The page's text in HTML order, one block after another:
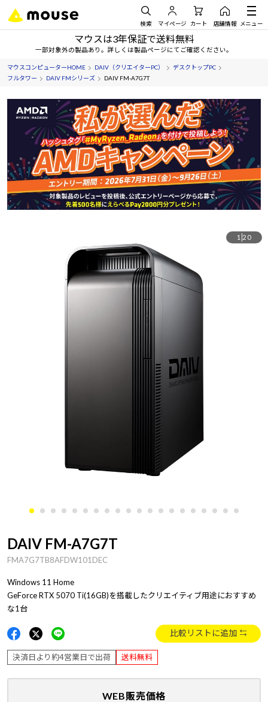
検索 マイページ カート 店舗情報 メニュー
マウスは3年保証で送料無料
一部対象外の製品あり。詳しくは製品ページにてご確認ください。
マウスコンピューターHOME DAIV（クリエイターPC）
デスクトップPC
フルタワー
DAIV FMシリーズ DAIV FM-A7G7T
1 20
DAIV FM-A7G7T
FMA7G7TB8AFDW101DEC
Windows 11 Home
GeForce RTX 5070 Ti(16GB)を搭載したクリエイティブ用途におすすめ
な1台
比較リストに追加
決済日より約4営業日で出荷 送料無料
WEB販売価格